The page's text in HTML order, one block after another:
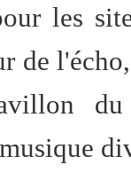
les
de
du